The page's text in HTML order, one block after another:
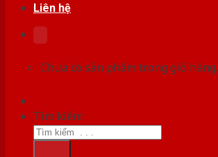
Liên hệ
Chưa có sản phẩm trong giỏ hàng.
Tìm kiếm: